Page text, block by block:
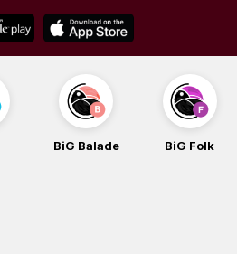
BiG Balade BiG Folk